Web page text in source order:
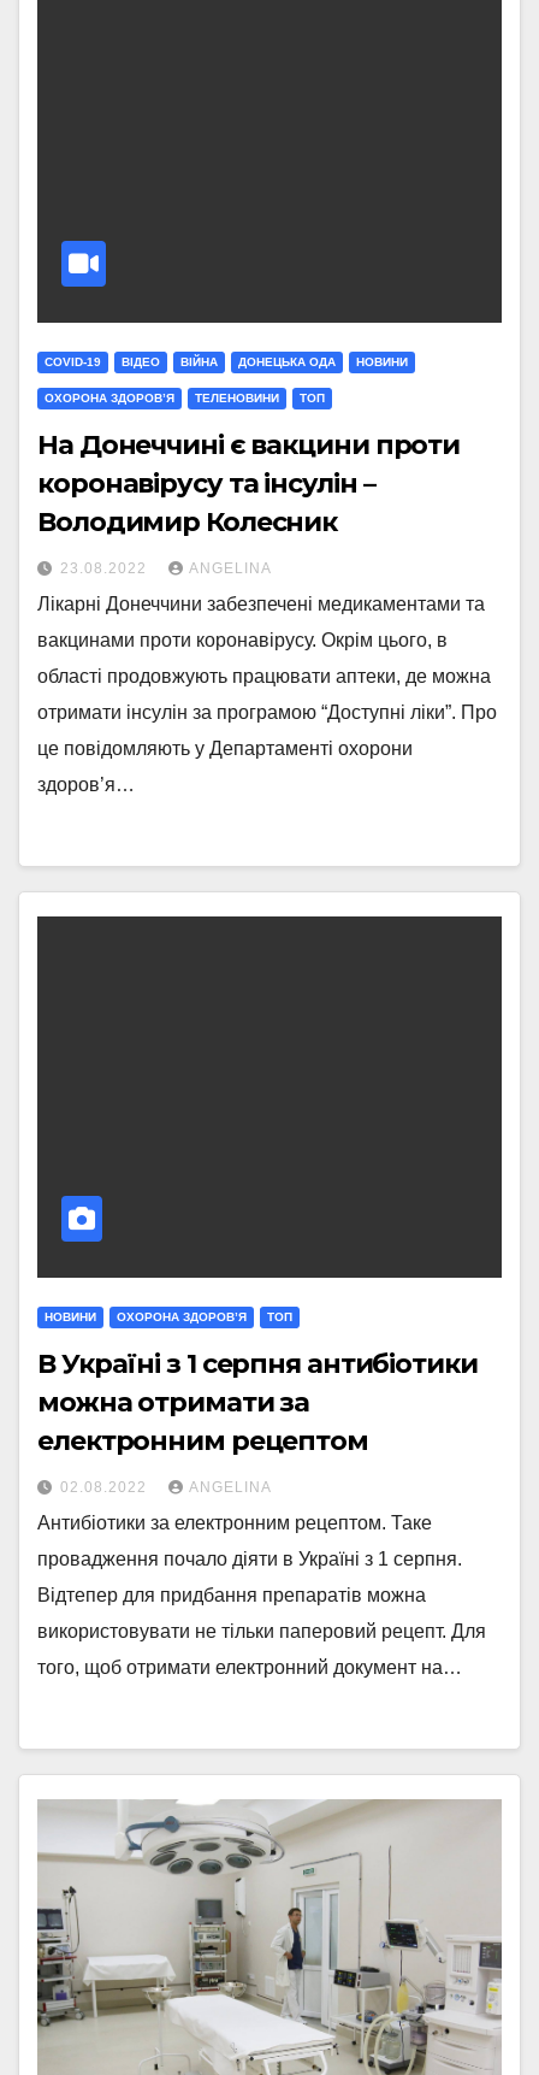
COVID-19 ВІДЕО ВІЙНА ДОНЕЦЬКА ОДА НОВИНИ
ОХОРОНА ЗДОРОВ’Я ТЕЛЕНОВИНИ ТОП
На Донеччині є вакцини проти
коронавірусу та інсулін –
Володимир Колесник
23.08.2022 ANGELINA
Лікарні Донеччини забезпечені медикаментами та
вакцинами проти коронавірусу. Окрім цього, в
області продовжують працювати аптеки, де можна
отримати інсулін за програмою “Доступні ліки”. Про
це повідомляють у Департаменті охорони
здоров’я…
НОВИНИ ОХОРОНА ЗДОРОВ’Я ТОП
В Україні з 1 серпня антибіотики
можна отримати за
електронним рецептом
02.08.2022 ANGELINA
Антибіотики за електронним рецептом. Таке
провадження почало діяти в Україні з 1 серпня.
Відтепер для придбання препаратів можна
використовувати не тільки паперовий рецепт. Для
того, щоб отримати електронний документ на…